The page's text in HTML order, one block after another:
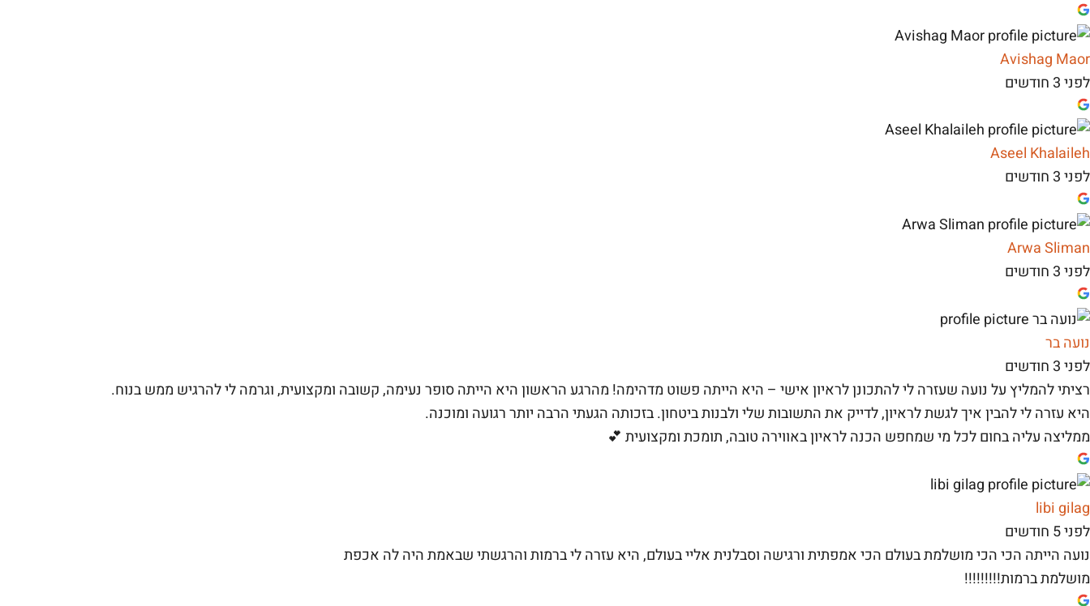
Avishag Maor
לפני 3 חודשים
Aseel Khalaileh
לפני 3 חודשים
Arwa Sliman
לפני 3 חודשים
נועה בר
לפני 3 חודשים
רציתי להמליץ על נועה שעזרה לי להתכונן לראיון אישי – היא הייתה פשוט מדהימה! מהרגע הראשון היא הייתה סופר נעימה, קשובה ומקצועית, וגרמה לי להרגיש ממש בנוח.
היא עזרה לי להבין איך לגשת לראיון, לדייק את התשובות שלי ולבנות ביטחון. בזכותה הגעתי הרבה יותר רגועה ומוכנה.
ממליצה עליה בחום לכל מי שמחפש הכנה לראיון באווירה טובה, תומכת ומקצועית 💕
libi gilag
לפני 5 חודשים
נועה הייתה הכי הכי מושלמת בעולם הכי אמפתית ורגישה וסבלנית אליי בעולם, היא עזרה לי ברמות והרגשתי שבאמת היה לה אכפת
מושלמת ברמות!!!!!!!!!